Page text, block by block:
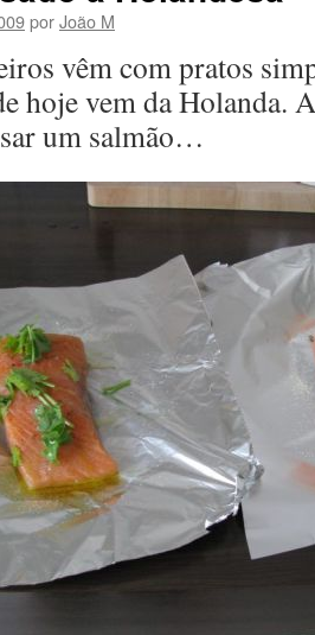
porJoão M
vêm com pratos
hoje vem da Holanda.
um salmão…